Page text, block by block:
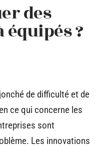
des
?
de difficulté et de
ce qui concerne les
sont
Les innovations